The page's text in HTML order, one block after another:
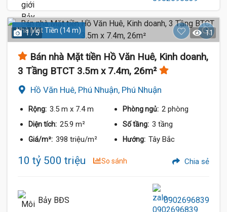
Nhà Mặt Tiền (14 m)
1 / 5 11
Bán nhà Mặt tiền Hồ Văn Huê, Kinh doanh,
3 Tầng BTCT 3.5m x 7.4m, 26m²
Hồ Văn Huê, Phú Nhuận, Phú Nhuận
Rộng: 3.5 m x 7.4 m Phòng ngủ: 2 phòng
Diện tích: 25.9 m² Số tầng: 3 tầng
Giá/m²: 398 triệu/m² Hướng: Tây Bắc
10 tỷ 500 triệu So sánh Chia sẻ
Bảy BĐS 0902696839